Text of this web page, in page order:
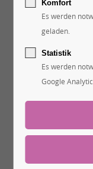
Komfort
Es werden
geladen.
Statistik
Es werden
Google